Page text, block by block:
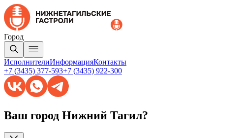
Город
ИсполнителиИнформацияКонтакты
+7 (3435) 377-593+7 (3435) 922-300
Ваш город Нижний Тагил?